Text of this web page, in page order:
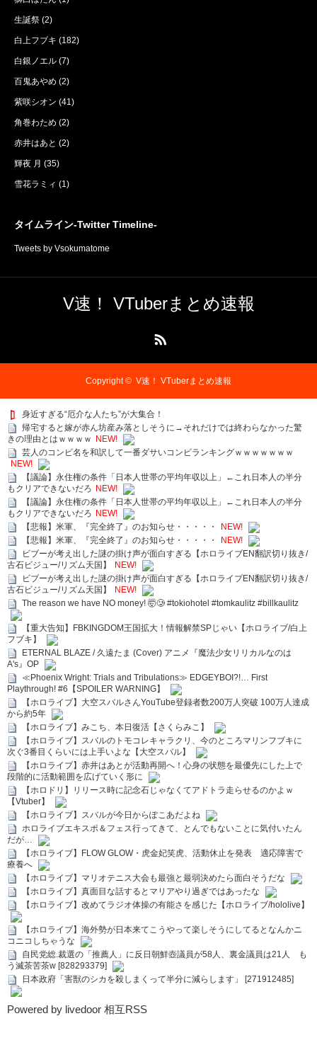
生誕祭 (2)
白上フブキ (182)
白銀ノエル (7)
百鬼あやめ (2)
紫咲シオン (41)
角巻わため (2)
赤井はあと (2)
輝夜 月 (35)
雪花ラミィ (1)
タイムライン-Twitter Timeline-
Tweets by Vsokumatome
V速！ VTuberまとめ速報
Copyright © V速！ VTuberまとめ速報
身近すぎる“厄介な人たち”が大集合！
帰宅すると嫁が赤ん坊産み落としそうに→それだけでは終わらなかった驚
きの理由とはｗｗｗｗ
NEW!
芸人のコンビ名を和訳して一番ダサいコンビランキングｗｗｗｗｗｗｗ
NEW!
【議論】永住権の条件「日本人世帯の平均年収以上」←これ日本人の半分
もクリアできないだろ NEW!
【議論】永住権の条件「日本人世帯の平均年収以上」←これ日本人の半分
もクリアできないだろ NEW!
【悲報】米軍、『完全終了』のお知らせ・・・・・
NEW!
【悲報】米軍、『完全終了』のお知らせ・・・・・
NEW!
ビブーが考え出した謎の掛け声が面白すぎる【ホロライブEN翻訳切り抜き/
古石ビジュー/リズム天国】
NEW!
ビブーが考え出した謎の掛け声が面白すぎる【ホロライブEN翻訳切り抜き/
古石ビジュー/リズム天国】
NEW!
The reason we have NO money! 🤯🥲 #tokiohotel #tomkaulitz #billkaulitz
【重大告知】FBKINGDOM王国拡大！情報解禁SPじゃい【ホロライブ/白上
フブキ】
ETERNAL BLAZE / 久遠たま (Cover) アニメ『魔法少女リリカルなのは
A's』OP
≪Phoenix Wright: Trials and Tribulations≫ EDGEYBOI?!… First
Playthrough! #6【SPOILER WARNING】
【ホロライブ】大空スバルさんYouTube登録者数200万人突破 100万人達成
から約5年
【ホロライブ】みこち、本日復活【さくらみこ】
【ホロライブ】スバルのトモコレキャラクリ、今のところマリンフブキに
次ぐ3番目くらいには上手いよな【大空スバル】
【ホロライブ】赤井はあとが活動再開へ！心身の状態を最優先にした上で
段階的に活動範囲を広げていく形に
【ホロドリ】リリース時に記念石じゃなくてアドトラ走らせるのかよｗ
【Vtuber】
【ホロライブ】スバルが今日からぽこあだよね
ホロライブエキスポ＆フェス行ってきて、とんでもないことに気付いたん
だが…
【ホロライブ】FLOW GLOW・虎金妃笑虎、活動休止を発表 適応障害で
療養へ
【ホロライブ】マリオテニス大会も最強と最弱決めたら面白そうだな
【ホロライブ】真面目な話するとマリアやり過ぎではあったな
【ホロライブ】改めてラジオ体操の有能さを感じた【ホロライブ/hololive】
【ホロライブ】海外勢が日本来てこうやって楽しそうにしてるとなんかニ
コニコしちゃうな
自民党総.裁選の「推薦人」に反日朝鮮壺議員が58人、裏金議員は21人 も
う滅茶苦茶w [828293379]
日本政府「害獣のシカを殺しまくって半分に減らします」 [271912485]
Powered by livedoor 相互RSS